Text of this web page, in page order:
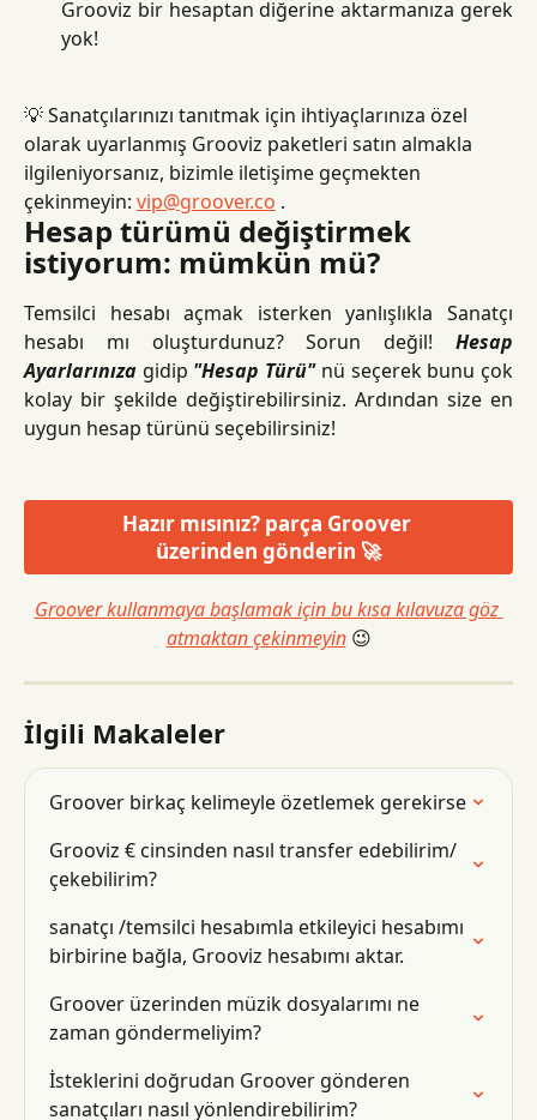
Grooviz bir hesaptan diğerine aktarmanıza gerek
yok!
💡 Sanatçılarınızı tanıtmak için ihtiyaçlarınıza özel
olarak uyarlanmış Grooviz paketleri satın almakla
ilgileniyorsanız, bizimle iletişime geçmekten
çekinmeyin: vip@groover.co .
Hesap türümü değiştirmek
istiyorum: mümkün mü?
Temsilci hesabı açmak isterken yanlışlıkla Sanatçı
hesabı mı oluşturdunuz? Sorun değil! Hesap
Ayarlarınıza gidip "Hesap Türü"nü seçerek bunu çok
kolay bir şekilde değiştirebilirsiniz. Ardından size en
uygun hesap türünü seçebilirsiniz!
Hazır mısınız? parça Groover
üzerinden gönderin 🚀
Groover kullanmaya başlamak için bu kısa kılavuza göz
atmaktan çekinmeyin 😉
İlgili Makaleler
Groover birkaç kelimeyle özetlemek gerekirse
Grooviz € cinsinden nasıl transfer edebilirim/
çekebilirim?
sanatçı /temsilci hesabımla etkileyici hesabımı
birbirine bağla, Grooviz hesabımı aktar.
Groover üzerinden müzik dosyalarımı ne
zaman göndermeliyim?
İsteklerini doğrudan Groover gönderen
sanatçıları nasıl yönlendirebilirim?